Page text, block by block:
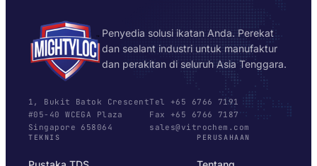
Penyedia solusi ikatan Anda. Perekat
dan sealant industri untuk manufaktur
dan perakitan di seluruh Asia Tenggara.
1, Bukit Batok Crescent
#05-40 WCEGA Plaza
Singapore 658064
Tel +65 6766 7191
Fax +65 6766 7187
sales@vitrochem.com
TEKNIS PERUSAHAAN